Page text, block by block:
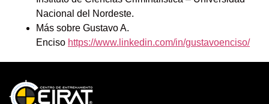
Nacional del Nordeste.
Más sobre Gustavo A.
Enciso https://www.linkedin.com/in/gustavoenciso/